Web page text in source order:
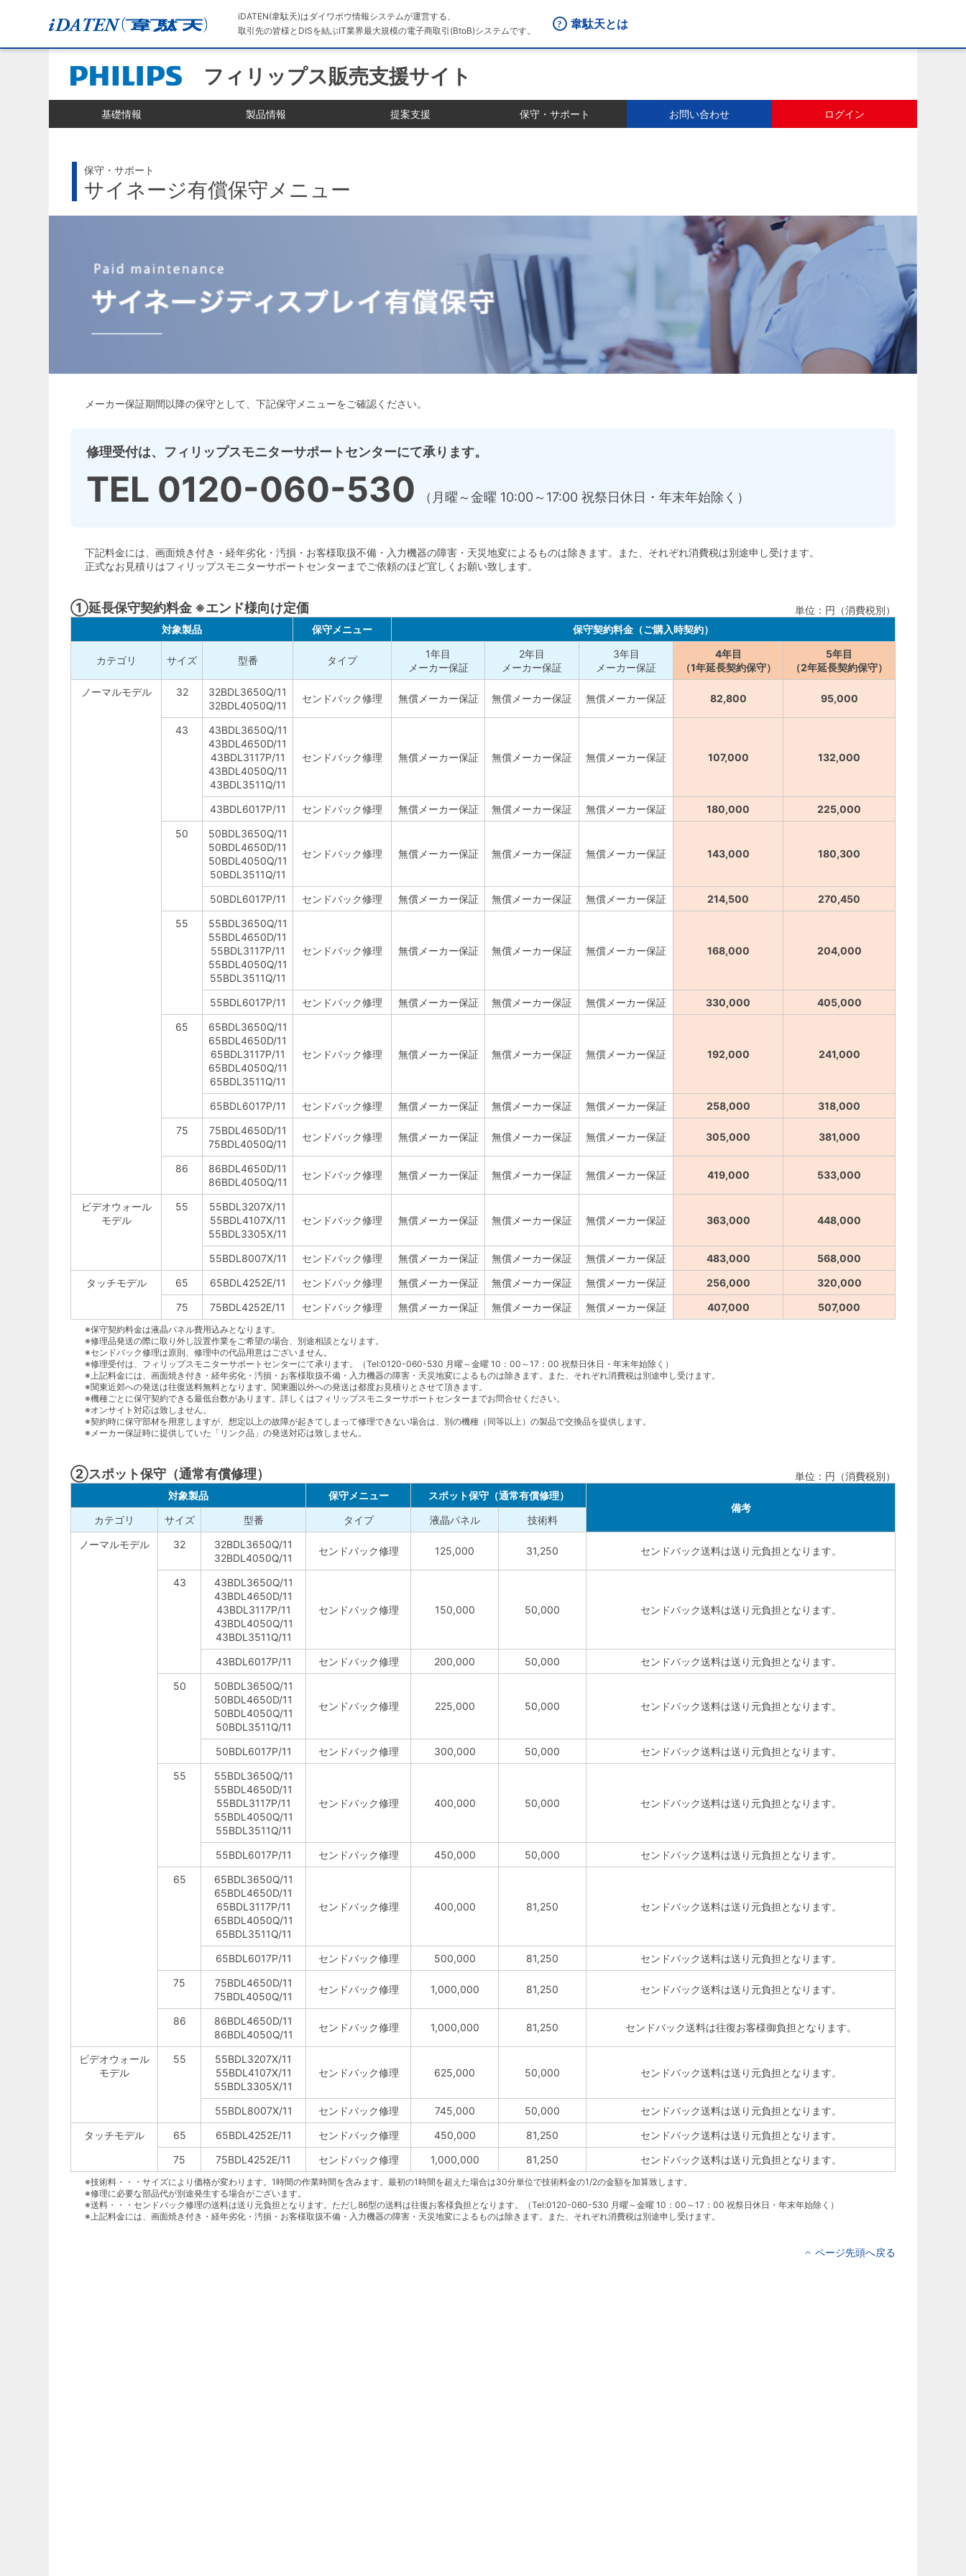
iDATEN(韋駄天)はダイワボウ情報システムが運営する、
取引先の皆様とDISを結ぶIT業界最大規模の電子商取引(BtoB)システムです。
韋駄天とは
フィリップス販売支援サイト
基礎情報 製品情報 提案支援 保守・サポート お問い合わせ ログイン
保守・サポート
サイネージ有償保守メニュー
メーカー保証期間以降の保守として、下記保守メニューをご確認ください。
修理受付は、フィリップスモニターサポートセンターにて承ります。
TEL 0120-060-530 （月曜～金曜 10:00～17:00 祝祭日休日・年末年始除く）
下記料金には、画面焼き付き・経年劣化・汚損・お客様取扱不備・入力機器の障害・天災地変によるものは除きます。また、それぞれ消費税は別途申し受けます。
正式なお見積りはフィリップスモニターサポートセンターまでご依頼のほど宜しくお願い致します。
①延長保守契約料金 ※エンド様向け定価
単位：円（消費税別）
対象製品
保守メニュー 保守契約料金（ご購入時契約）
カテゴリ サイズ 型番 タイプ
1年目
メーカー保証
2年目
メーカー保証
3年目
メーカー保証
4年目
（1年延長契約保守）
5年目
（2年延長契約保守）
ノーマルモデル
32
32BDL3650Q/11
32BDL4050Q/11
センドバック修理 無償メーカー保証 無償メーカー保証 無償メーカー保証 82,800 95,000
43
43BDL3650Q/11
43BDL4650D/11
43BDL3117P/11
43BDL4050Q/11
43BDL3511Q/11
センドバック修理 無償メーカー保証 無償メーカー保証 無償メーカー保証 107,000 132,000
43BDL6017P/11 センドバック修理 無償メーカー保証 無償メーカー保証 無償メーカー保証 180,000
225,000
50
50BDL3650Q/11
50BDL4650D/11
50BDL4050Q/11
50BDL3511Q/11
センドバック修理 無償メーカー保証 無償メーカー保証 無償メーカー保証 143,000 180,300
50BDL6017P/11 センドバック修理 無償メーカー保証 無償メーカー保証 無償メーカー保証 214,500
270,450
55
55BDL3650Q/11
55BDL4650D/11
55BDL3117P/11
55BDL4050Q/11
55BDL3511Q/11
センドバック修理 無償メーカー保証 無償メーカー保証 無償メーカー保証 168,000 204,000
55BDL6017P/11 センドバック修理 無償メーカー保証 無償メーカー保証 無償メーカー保証 330,000
405,000
65
65BDL3650Q/11
65BDL4650D/11
65BDL3117P/11
65BDL4050Q/11
65BDL3511Q/11
センドバック修理 無償メーカー保証 無償メーカー保証 無償メーカー保証 192,000 241,000
65BDL6017P/11 センドバック修理 無償メーカー保証 無償メーカー保証 無償メーカー保証 258,000
318,000
75
75BDL4650D/11
75BDL4050Q/11
センドバック修理 無償メーカー保証 無償メーカー保証 無償メーカー保証 305,000 381,000
86
86BDL4650D/11
86BDL4050Q/11
センドバック修理 無償メーカー保証 無償メーカー保証 無償メーカー保証 419,000 533,000
ビデオウォール
モデル
55
55BDL3207X/11
55BDL4107X/11
55BDL3305X/11
センドバック修理 無償メーカー保証 無償メーカー保証 無償メーカー保証 363,000 448,000
55BDL8007X/11 センドバック修理 無償メーカー保証 無償メーカー保証 無償メーカー保証 483,000
568,000
タッチモデル
65 65BDL4252E/11 センドバック修理 無償メーカー保証 無償メーカー保証 無償メーカー保証 256,000
320,000
75
75BDL4252E/11 センドバック修理 無償メーカー保証 無償メーカー保証 無償メーカー保証 407,000 507,000
※保守契約料金は液晶パネル費用込みとなります。
※修理品発送の際に取り外し設置作業をご希望の場合、別途相談となります。
※センドバック修理は原則、修理中の代品用意はございません。
※修理受付は、フィリップスモニターサポートセンターにて承ります。（Tel:0120-060-530 月曜～金曜 10：00～17：00 祝祭日休日・年末年始除く）
※上記料金には、画面焼き付き・経年劣化・汚損・お客様取扱不備・入力機器の障害・天災地変によるものは除きます。また、それぞれ消費税は別途申し受けます。
※関東近郊への発送は往復送料無料となります。関東圏以外への発送は都度お見積りとさせて頂きます。
※機種ごとに保守契約できる最低台数があります。詳しくはフィリップスモニターサポートセンターまでお問合せください。
※オンサイト対応は致しません。
※契約時に保守部材を用意しますが、想定以上の故障が起きてしまって修理できない場合は、別の機種（同等以上）の製品で交換品を提供します。
※メーカー保証時に提供していた「リンク品」の発送対応は致しません。
②スポット保守（通常有償修理）
単位：円（消費税別）
対象製品
保守メニュー
スポット保守（通常有償修理）
備考
カテゴリ
サイズ 型番 タイプ 液晶パネル
技術料
ノーマルモデル
32
32BDL3650Q/11
32BDL4050Q/11
センドバック修理 125,000 31,250 センドバック送料は送り元負担となります。
43
43BDL3650Q/11
43BDL4650D/11
43BDL3117P/11
43BDL4050Q/11
43BDL3511Q/11
センドバック修理 150,000 50,000 センドバック送料は送り元負担となります。
43BDL6017P/11 センドバック修理 200,000 50,000
センドバック送料は送り元負担となります。
50
50BDL3650Q/11
50BDL4650D/11
50BDL4050Q/11
50BDL3511Q/11
センドバック修理 225,000 50,000 センドバック送料は送り元負担となります。
50BDL6017P/11 センドバック修理 300,000 50,000
センドバック送料は送り元負担となります。
55
55BDL3650Q/11
55BDL4650D/11
55BDL3117P/11
55BDL4050Q/11
55BDL3511Q/11
センドバック修理 400,000 50,000 センドバック送料は送り元負担となります。
55BDL6017P/11 センドバック修理 450,000 50,000
センドバック送料は送り元負担となります。
65
65BDL3650Q/11
65BDL4650D/11
65BDL3117P/11
65BDL4050Q/11
65BDL3511Q/11
センドバック修理 400,000 81,250 センドバック送料は送り元負担となります。
65BDL6017P/11 センドバック修理 500,000 81,250
センドバック送料は送り元負担となります。
75
75BDL4650D/11
75BDL4050Q/11
センドバック修理 1,000,000 81,250 センドバック送料は送り元負担となります。
86
86BDL4650D/11
86BDL4050Q/11
センドバック修理 1,000,000 81,250 センドバック送料は往復お客様御負担となります。
ビデオウォール
モデル
55
55BDL3207X/11
55BDL4107X/11
55BDL3305X/11
センドバック修理 625,000 50,000 センドバック送料は送り元負担となります。
55BDL8007X/11 センドバック修理 745,000 50,000
センドバック送料は送り元負担となります。
タッチモデル
65 65BDL4252E/11 センドバック修理 450,000 81,250
センドバック送料は送り元負担となります。
75
75BDL4252E/11 センドバック修理 1,000,000 81,250 センドバック送料は送り元負担となります。
※技術料・・・サイズにより価格が変わります。1時間の作業時間を含みます。最初の1時間を超えた場合は30分単位で技術料金の1/2の金額を加算致します。
※修理に必要な部品代が別途発生する場合がございます。
※送料・・・センドバック修理の送料は送り元負担となります。ただし86型の送料は往復お客様負担となります。（Tel:0120-060-530 月曜～金曜 10：00～17：00 祝祭日休日・年末年始除く）
※上記料金には、画面焼き付き・経年劣化・汚損・お客様取扱不備・入力機器の障害・天災地変によるものは除きます。また、それぞれ消費税は別途申し受けます。
ページ先頭へ戻る